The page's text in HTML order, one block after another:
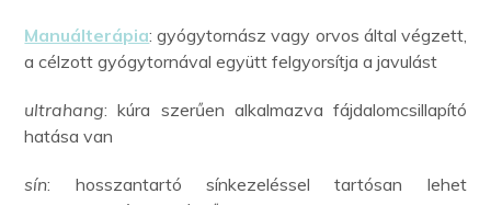
Manuálterápia: gyógytornász vagy orvos által végzett,
a célzott gyógytornával együtt felgyorsítja a javulást
ultrahang: kúra szerűen alkalmazva fájdalomcsillapító
hatása van
sín: hosszantartó sínkezeléssel tartósan lehet